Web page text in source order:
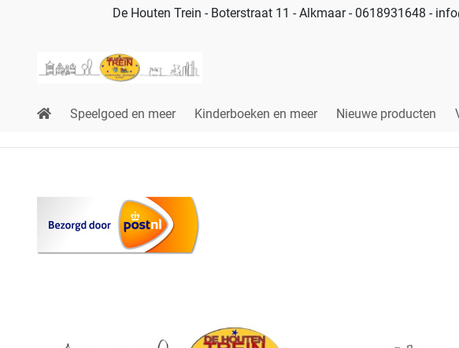
De Houten Trein - Boterstraat 11 - Alkmaar - 0618931648 -
Speelgoed en meer Kinderboeken en meer Nieuwe producten